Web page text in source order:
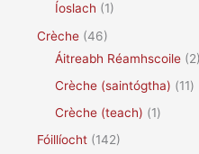
Íoslach (1)
Crèche (46)
Áitreabh Réamhscoile (2)
Crèche (saintógtha) (11)
Crèche (teach) (1)
Fóillíocht (142)